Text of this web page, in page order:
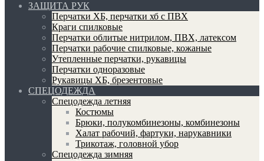
ЗАЩИТА РУК
Перчатки ХБ, перчатки хб с ПВХ
Краги спилковые
Перчатки облитые нитрилом, ПВХ, латексом
Перчатки рабочие спилковые, кожаные
Утепленные перчатки, рукавицы
Перчатки одноразовые
Рукавицы ХБ, брезентовые
СПЕЦОДЕЖДА
Спецодежда летняя
Костюмы
Брюки, полукомбинезоны, комбинезоны
Халат рабочий, фартуки, нарукавники
Трикотаж, головной убор
Спецодежда зимняя